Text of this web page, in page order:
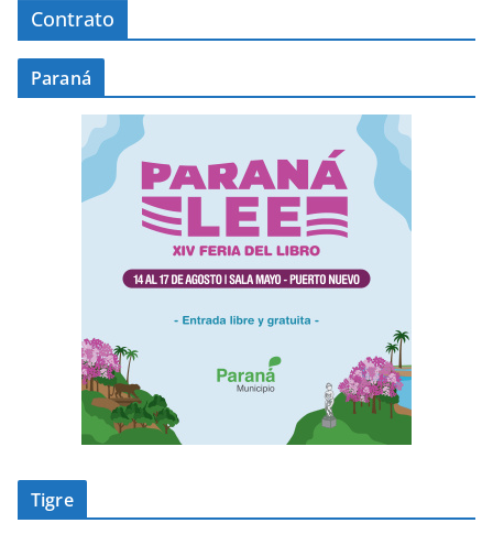
Contrato
Paraná
Tigre